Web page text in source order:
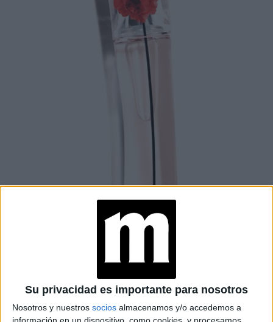
Su privacidad es importante para nosotros
Nosotros y nuestros socios almacenamos y/o accedemos a